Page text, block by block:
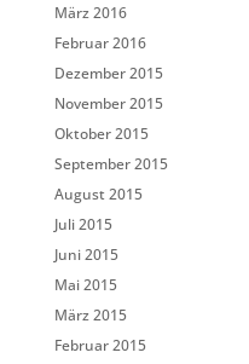
März 2016
Februar 2016
Dezember 2015
November 2015
Oktober 2015
September 2015
August 2015
Juli 2015
Juni 2015
Mai 2015
März 2015
Februar 2015